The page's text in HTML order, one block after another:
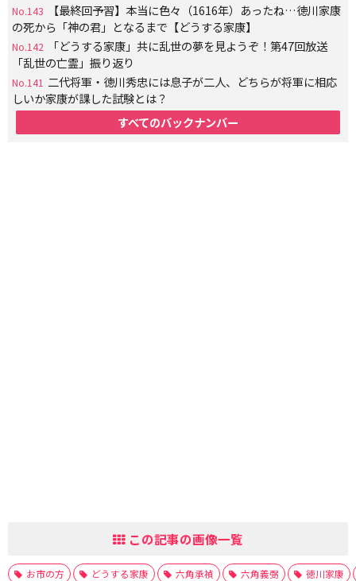
No.143
【最終回予習】本当に色々（1616年）あったね…徳川家康
の死から「神の君」となるまで【どうする家康】
No.142
「どうする家康」共に乱世の夢を見ようぞ！第47回放送
「乱世の亡霊」振り返り
No.141 二代将軍・徳川秀忠には息子が二人、どちらが将軍に相応
しいか家康が課した試験とは？
すべてのバックナンバー
この記事の画像一覧
お市の方 どうする家康 六角承禎 六角義弼 徳川家康